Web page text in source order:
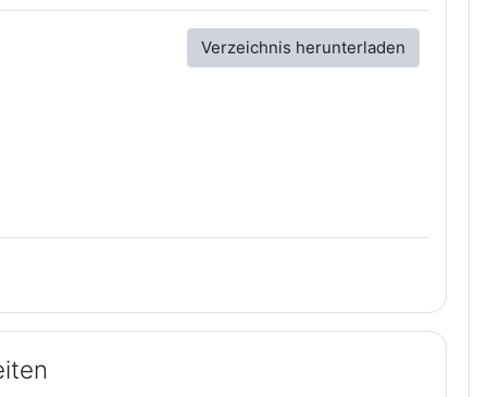
Verzeichnis herunterladen